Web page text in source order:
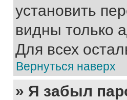
установить
видны только
Для всех
Вернуться наверх
» Я забыл